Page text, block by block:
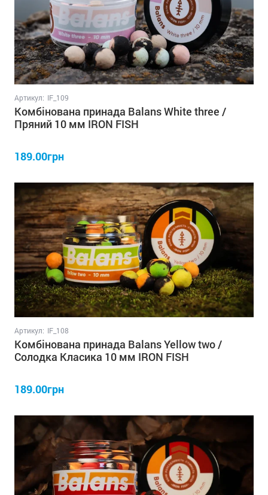
Артикул: IF_109
Комбінована принада Balans White three /
Пряний 10 мм IRON FISH
189.00грн
Артикул: IF_108
Комбінована принада Balans Yellow two /
Солодка Класика 10 мм IRON FISH
189.00грн